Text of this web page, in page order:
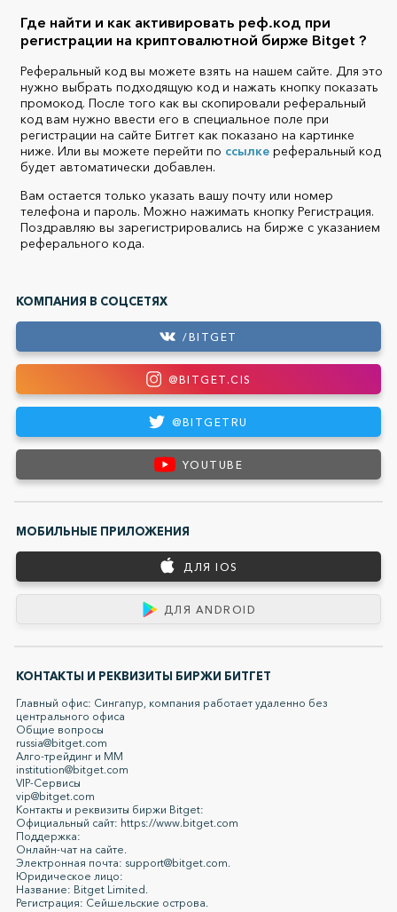
КОМПАНИЯ В СОЦСЕТЯХ
/BITGET
@BITGET.CIS
@BITGETRU
YOUTUBE
МОБИЛЬНЫЕ ПРИЛОЖЕНИЯ
ДЛЯ IOS
ДЛЯ ANDROID
КОНТАКТЫ И РЕКВИЗИТЫ БИРЖИ БИТГЕТ
Главный офис: Сингапур, компания работает удаленно без
центрального офиса
Общие вопросы
russia@bitget.com
Алго-трейдинг и ММ
institution@bitget.com
VIP-Сервисы
vip@bitget.com
Контакты и реквизиты биржи Bitget:
Официальный сайт: https://www.bitget.com
Поддержка:
Онлайн-чат на сайте.
Электронная почта: support@bitget.com.
Юридическое лицо:
Название: Bitget Limited.
Регистрация: Сейшельские острова.
Где найти и как активировать реф.код при
регистрации на криптовалютной бирже Bitget ?
Реферальный код вы можете взять на нашем сайте. Для это
нужно выбрать подходящую код и нажать кнопку показать
промокод. После того как вы скопировали реферальный
код вам нужно ввести его в специальное поле при
регистрации на сайте Битгет как показано на картинке
ниже. Или вы можете перейти по ссылке реферальный код
будет автоматически добавлен.
Вам остается только указать вашу почту или номер
телефона и пароль. Можно нажимать кнопку Регистрация.
Поздравляю вы зарегистрировались на бирже с указанием
реферального кода.